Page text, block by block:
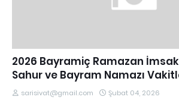
2026 Bayramiç Ramazan
Sahur ve Bayram Namazı
sarisivat@gmail.com Şubat 04, 2026